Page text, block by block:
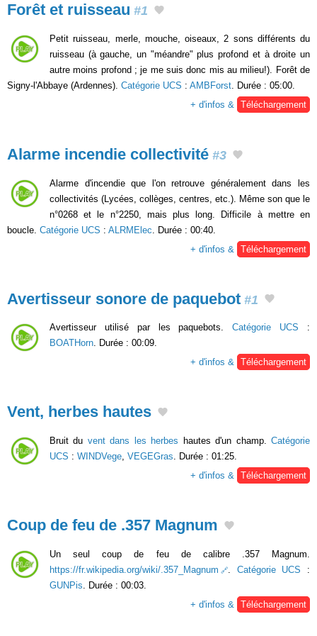
Forêt et ruisseau #1
Petit ruisseau, merle, mouche, oiseaux, 2 sons différents du
ruisseau (à gauche, un "méandre" plus profond et à droite un
autre moins profond ; je me suis donc mis au milieu!). Forêt de
Signy-l'Abbaye (Ardennes). Catégorie UCS : AMBForst . Durée : 05:00.
+ d'infos &
Téléchargement
Alarme incendie collectivité #3
Alarme d'incendie que l'on retrouve généralement dans les
collectivités (Lycées, collèges, centres, etc.). Même son que le
n°0268 et le n°2250, mais plus long. Difficile à mettre en
boucle. Catégorie UCS : ALRMElec . Durée : 00:40.
+ d'infos &
Téléchargement
Avertisseur sonore de paquebot #1
Avertisseur utilisé par les paquebots.Catégorie UCS :
BOATHorn. Durée : 00:09.
+ d'infos & Téléchargement
Vent, herbes hautes
Bruit du vent dans les herbes hautes d'un champ.Catégorie
UCS : WINDVege VEGEGras . Durée : 01:25.
+ d'infos &
Téléchargement
Coup de feu de .357 Magnum
Un seul coup de feu de calibre .357 Magnum.
https://fr.wikipedia.org/wiki/.357_Magnum
. Catégorie UCS :
GUNPis . Durée : 00:03.
+ d'infos &
Téléchargement